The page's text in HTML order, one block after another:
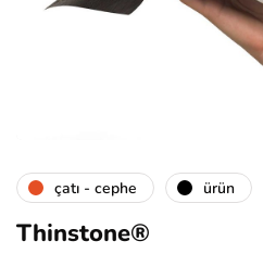
çatı - cephe ürün
Thinstone®